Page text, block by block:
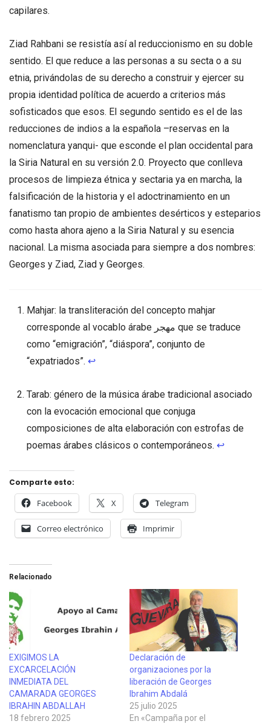
capilares.
Ziad Rahbani se resistía así al reduccionismo en su doble
sentido. El que reduce a las personas a su secta o a su
etnia, privándolas de su derecho a construir y ejercer su
propia identidad política de acuerdo a criterios más
sofisticados que esos. El segundo sentido es el de las
reducciones de indios a la española –reservas en la
nomenclatura yanqui- que esconde el plan occidental para
la Siria Natural en su versión 2.0. Proyecto que conlleva
procesos de limpieza étnica y sectaria ya en marcha, la
falsificación de la historia y el adoctrinamiento en un
fanatismo tan propio de ambientes desérticos y esteparios
como hasta ahora ajeno a la Siria Natural y su esencia
nacional. La misma asociada para siempre a dos nombres:
Georges y Ziad, Ziad y Georges.
Mahjar: la transliteración del concepto mahjar
corresponde al vocablo árabe مهجر que se traduce
como “emigración”, “diáspora”, conjunto de
“expatriados”. ↩
Tarab: género de la música árabe tradicional asociado
con la evocación emocional que conjuga
composiciones de alta elaboración con estrofas de
poemas árabes clásicos o contemporáneos. ↩
Comparte esto:
Facebook X Telegram
Correo electrónico Imprimir
Relacionado
EXIGIMOS LA
EXCARCELACIÓN
INMEDIATA DEL
CAMARADA GEORGES
IBRAHIN ABDALLAH
18 febrero 2025
Declaración de
organizaciones por la
liberación de Georges
Ibrahim Abdalá
25 julio 2025
En «Campaña por el